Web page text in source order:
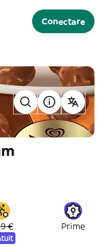
Conectare
€ Prime